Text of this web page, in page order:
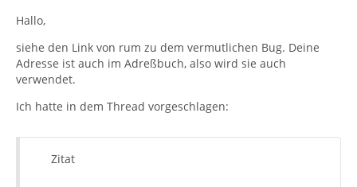
Hallo,
siehe den Link von rum zu dem vermutlichen Bug. Deine
Adresse ist auch im Adreßbuch, also wird sie auch
verwendet.
Ich hatte in dem Thread vorgeschlagen:
Zitat